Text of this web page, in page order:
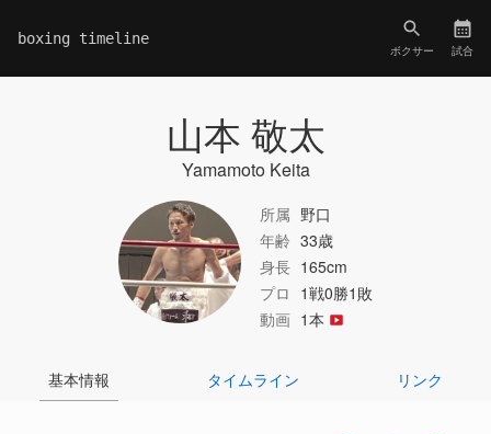
boxing timeline
ボクサー 試合
山本 敬太
Yamamoto Keita
所属 野口
年齢 33歳
身長 165cm
プロ 1戦0勝1敗
動画 1本
基本情報 タイムライン リンク